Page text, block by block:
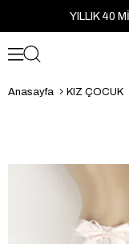
YILLIK 40
Anasayfa KIZ ÇOCUK